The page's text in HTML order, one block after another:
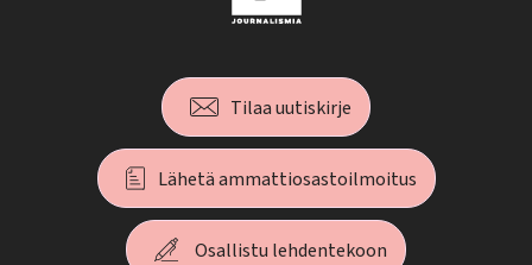
Tilaa uutiskirje
Lähetä ammattiosastoilmoitus
Osallistu lehdentekoon